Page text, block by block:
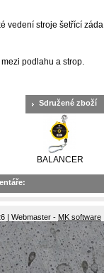
vedení stroje šetřící
podlahu a strop.
Sdružené zboží
BALANCER
| Webmaster - MK software